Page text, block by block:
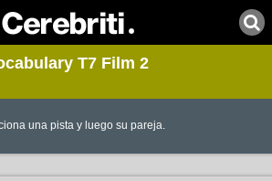
T7 Film 2
una pista y luego su pareja.